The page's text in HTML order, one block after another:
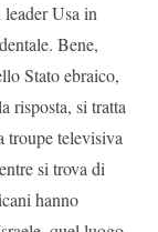
leader Usa in
Bene,
Stato ebraico,
risposta, si tratta
troupe televisiva
si trova di
hanno